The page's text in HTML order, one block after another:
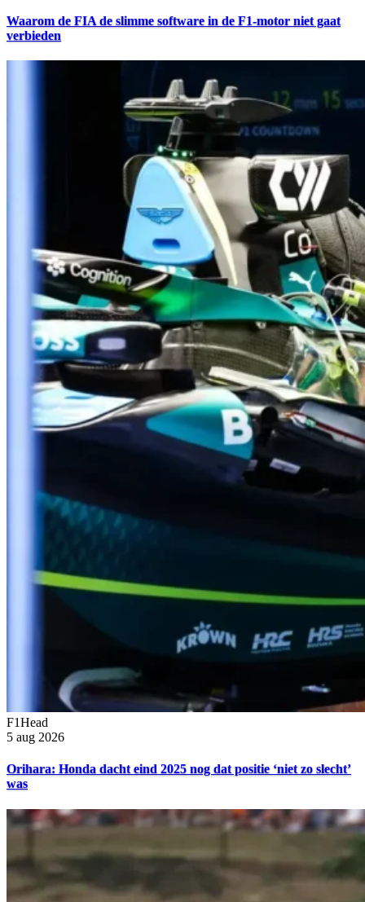
Waarom de FIA de slimme software in de F1-motor niet gaat
verbieden
F1Head
5 aug 2026
Orihara: Honda dacht eind 2025 nog dat positie ‘niet zo slecht’
was